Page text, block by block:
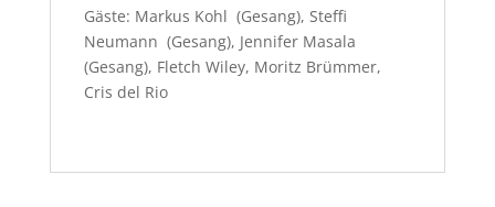
Gäste: Markus Kohl (Gesang), Steffi
Neumann (Gesang), Jennifer Masala
(Gesang), Fletch Wiley, Moritz Brümmer,
Cris del Rio